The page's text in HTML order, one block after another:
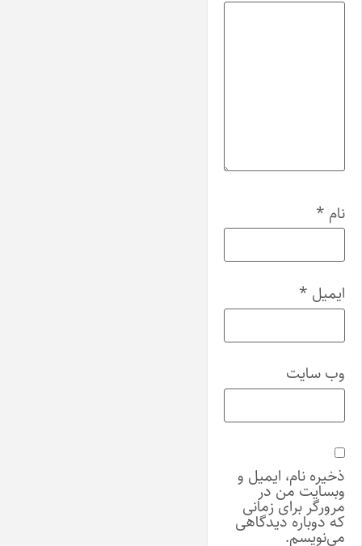
نام *
ایمیل *
وب‌ سایت
ذخیره نام، ایمیل و
وبسایت من در
مرورگر برای زمانی
که دوباره دیدگاهی
می‌نویسم.